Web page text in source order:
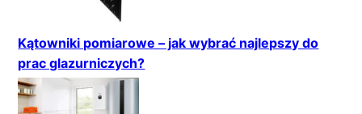
Kątowniki pomiarowe – jak wybrać najlepszy do
prac glazurniczych?